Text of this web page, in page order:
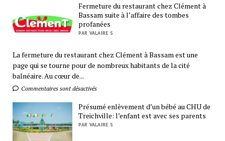
Fermeture du restaurant chez Clément à
Bassam suite à l’affaire des tombes
profanées
PAR VALAIRE S
La fermeture du restaurant chez Clément à Bassam est une
page qui se tourne pour de nombreux habitants de la cité
balnéaire. Au cœur de...
Commentaires sont désactivés
Présumé enlèvement d’un bébé au CHU de
Treichville: l’enfant est avec ses parents
PAR VALAIRE S